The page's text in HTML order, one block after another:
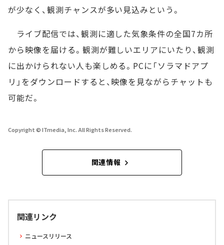
が少なく、観測チャンスが多い見込みという。
ライブ配信では、観測に適した気象条件の全国7カ所
から映像を届ける。観測が難しいエリアにいたり、観測
に出かけられない人も楽しめる。PCに「ソラマドアプ
リ」をダウンロードすると、映像を見ながらチャットも
可能だ。
Copyright © ITmedia, Inc. All Rights Reserved.
関連情報
関連リンク
ニュースリリース